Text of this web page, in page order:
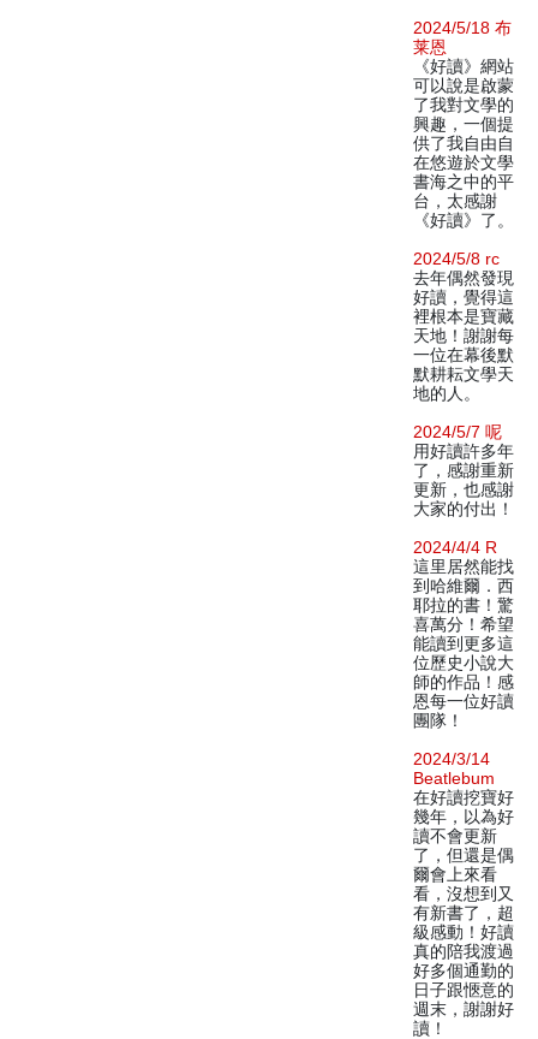
2024/5/18 布
莱恩
《好讀》網站
可以說是啟蒙
了我對文學的
興趣，一個提
供了我自由自
在悠遊於文學
書海之中的平
台，太感謝
《好讀》了。
2024/5/8 rc
去年偶然發現
好讀，覺得這
裡根本是寶藏
天地！謝謝每
一位在幕後默
默耕耘文學天
地的人。
2024/5/7 呢
用好讀許多年
了，感謝重新
更新，也感謝
大家的付出！
2024/4/4 R
這里居然能找
到哈維爾．西
耶拉的書！驚
喜萬分！希望
能讀到更多這
位歷史小說大
師的作品！感
恩每一位好讀
團隊！
2024/3/14
Beatlebum
在好讀挖寶好
幾年，以為好
讀不會更新
了，但還是偶
爾會上來看
看，沒想到又
有新書了，超
級感動！好讀
真的陪我渡過
好多個通勤的
日子跟愜意的
週末，謝謝好
讀！